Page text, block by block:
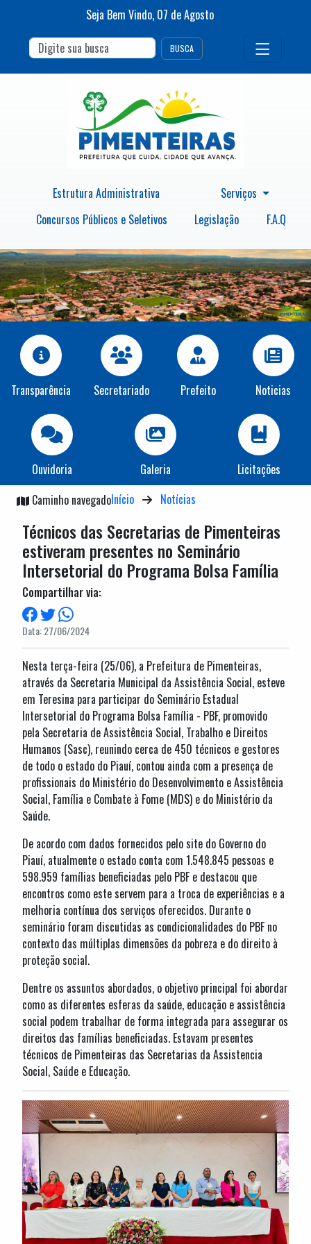
Seja Bem Vindo, 07 deAgosto
BUSCA
Estrutura Administrativa
Serviços
Concursos Públicos e Seletivos
Legislação F.A.Q
Transparência Secretariado Prefeito Noticias
Ouvidoria Galeria
Licitações
Caminho navegadoInício Notícias
Técnicos das Secretarias de Pimenteiras
estiveram presentes no Seminário
Intersetorial do Programa Bolsa Família
Compartilhar via:
Data: 27/06/2024
Nesta terça-feira (25/06), a Prefeitura de Pimenteiras,
através da Secretaria Municipal da Assistência Social, esteve
em Teresina para participar do Seminário Estadual
Intersetorial do Programa Bolsa Família - PBF, promovido
pela Secretaria de Assistência Social, Trabalho e Direitos
Humanos (Sasc), reunindo cerca de 450 técnicos e gestores
de todo o estado do Piauí, contou ainda com a presença de
profissionais do Ministério do Desenvolvimento e Assistência
Social, Família e Combate à Fome (MDS) e do Ministério da
Saúde.
De acordo com dados fornecidos pelo site do Governo do
Piauí, atualmente o estado conta com 1.548.845 pessoas e
598.959 famílias beneficiadas pelo PBF e destacou que
encontros como este servem para a troca de experiências e a
melhoria contínua dos serviços oferecidos. Durante o
seminário foram discutidas as condicionalidades do PBF no
contexto das múltiplas dimensões da pobreza e do direito à
proteção social.
Dentre os assuntos abordados, o objetivo principal foi abordar
como as diferentes esferas da saúde, educação e assistência
social podem trabalhar de forma integrada para assegurar os
direitos das famílias beneficiadas. Estavam presentes
técnicos de Pimenteiras das Secretarias da Assistencia
Social, Saúde e Educação.